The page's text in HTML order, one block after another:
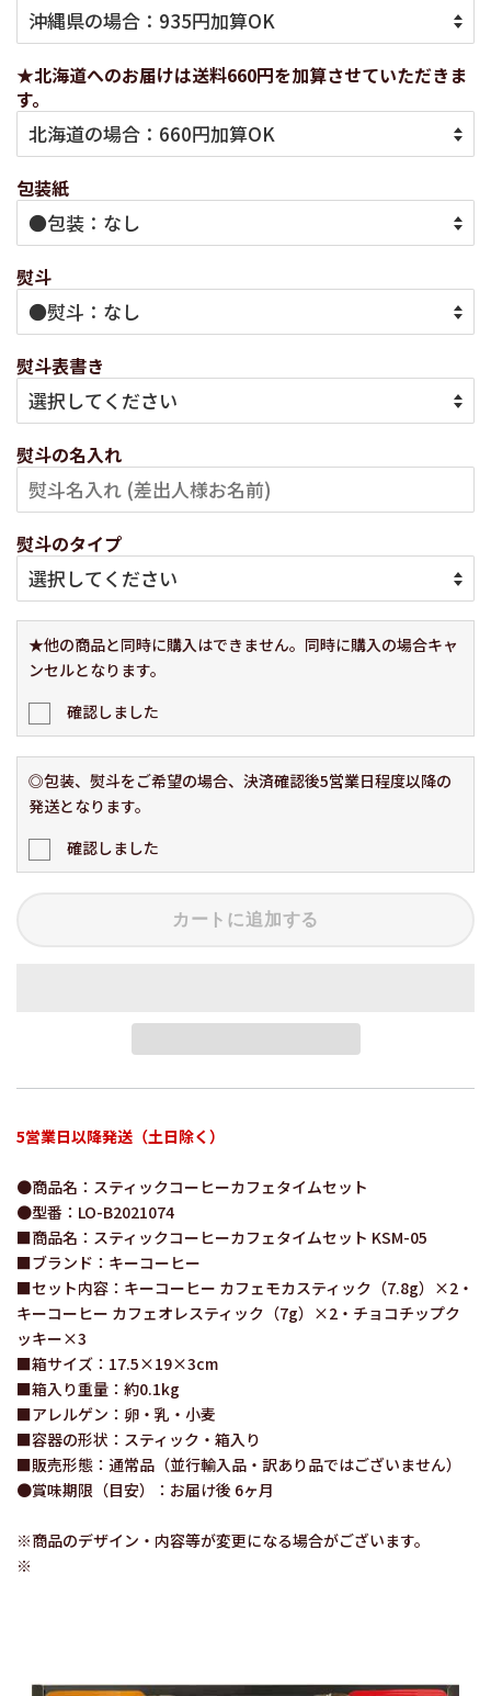
★北海道へのお届けは送料660円を加算させていただきま
す。
包装紙
熨斗
熨斗表書き
熨斗の名入れ
熨斗のタイプ
★他の商品と同時に購入はできません。同時に購入の場合キャ
ンセルとなります。
確認しました
◎包装、熨斗をご希望の場合、決済確認後5営業日程度以降の
発送となります。
確認しました
カートに追加する
5営業日以降発送（土日除く）
●商品名：スティックコーヒーカフェタイムセット
●型番：LO-B2021074
■商品名：スティックコーヒーカフェタイムセット KSM-05
■ブランド：キーコーヒー
■セット内容：キーコーヒー カフェモカスティック（7.8g）×2・
キーコーヒー カフェオレスティック（7g）×2・チョコチップク
ッキー×3
■箱サイズ：17.5×19×3cm
■箱入り重量：約0.1kg
■アレルゲン：卵・乳・小麦
■容器の形状：スティック・箱入り
■販売形態：通常品（並行輸入品・訳あり品ではございません）
●賞味期限（目安）：お届け後 6ヶ月
※商品のデザイン・内容等が変更になる場合がございます。
※